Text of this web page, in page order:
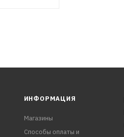
ИНФОРМАЦИЯ
Магазины
Способы оплаты и